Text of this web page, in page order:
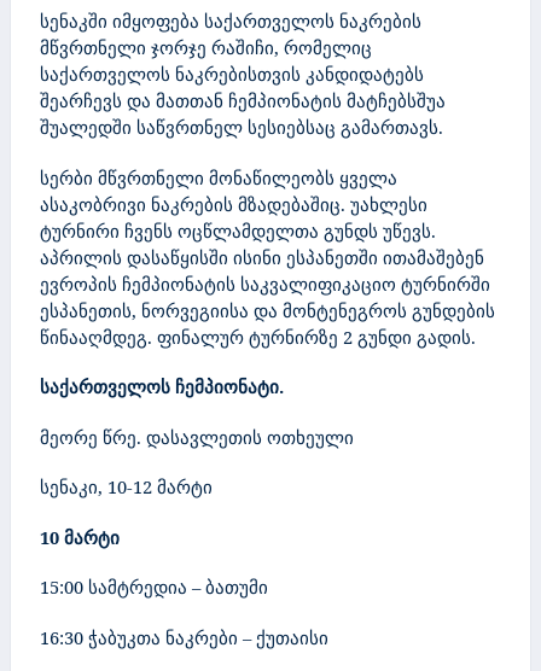
სენაკში იმყოფება საქართველოს ნაკრების
მწვრთნელი ჯორჯე რაშიჩი, რომელიც
საქართველოს ნაკრებისთვის კანდიდატებს
შეარჩევს და მათთან ჩემპიონატის მატჩებსშუა
შუალედში საწვრთნელ სესიებსაც გამართავს.
სერბი მწვრთნელი მონაწილეობს ყველა
ასაკობრივი ნაკრების მზადებაშიც. უახლესი
ტურნირი ჩვენს ოცწლამდელთა გუნდს უწევს.
აპრილის დასაწყისში ისინი ესპანეთში ითამაშებენ
ევროპის ჩემპიონატის საკვალიფიკაციო ტურნირში
ესპანეთის, ნორვეგიისა და მონტენეგროს გუნდების
წინააღმდეგ. ფინალურ ტურნირზე 2 გუნდი გადის.
საქართველოს ჩემპიონატი.
მეორე წრე. დასავლეთის ოთხეული
სენაკი, 10-12 მარტი
10 მარტი
15:00 სამტრედია – ბათუმი
16:30 ჭაბუკთა ნაკრები – ქუთაისი